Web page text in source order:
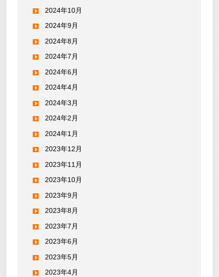
2024年10月
2024年9月
2024年8月
2024年7月
2024年6月
2024年4月
2024年3月
2024年2月
2024年1月
2023年12月
2023年11月
2023年10月
2023年9月
2023年8月
2023年7月
2023年6月
2023年5月
2023年4月